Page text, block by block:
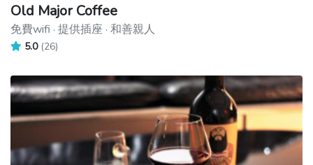
Old Major Coffee
免費wifi · 提供插座 · 和善親人
5.0 (26)